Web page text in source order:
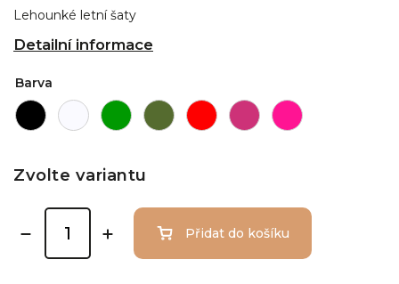
Lehounké letní šaty
Detailní informace
Barva
Zvolte variantu
Přidat do košíku